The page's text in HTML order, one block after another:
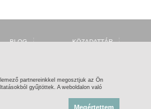
partnereinkkel megosztjuk az Ön
gyűjtöttek. A weboldalon való
Megértettem
KÖZADATTÁR
OSZK ZENEMŰTÁR
BLOG